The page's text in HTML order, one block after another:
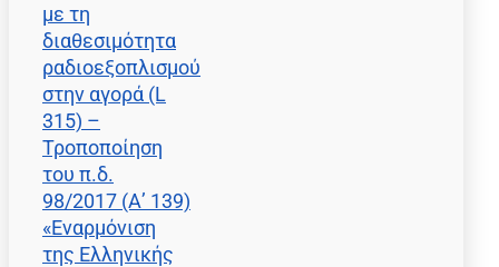
με τη
διαθεσιμότητα
ραδιοεξοπλισμού
στην αγορά (L
315) –
Τροποποίηση
του π.δ.
98/2017 (Α’ 139)
«Εναρμόνιση
της Ελληνικής